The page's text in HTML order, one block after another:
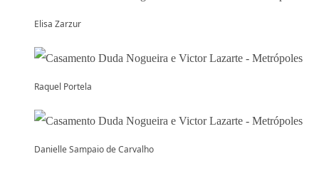
Elisa Zarzur
Raquel Portela
Danielle Sampaio de Carvalho